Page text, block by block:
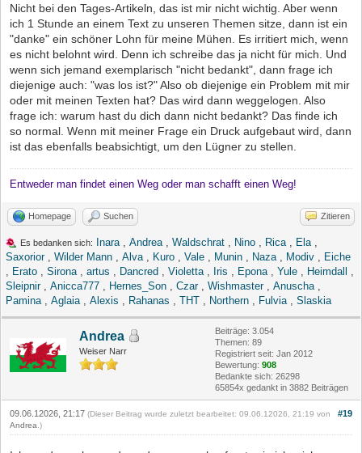
Nicht bei den Tages-Artikeln, das ist mir nicht wichtig. Aber wenn
ich 1 Stunde an einem Text zu unseren Themen sitze, dann ist ein
"danke" ein schöner Lohn für meine Mühen. Es irritiert mich, wenn
es nicht belohnt wird. Denn ich schreibe das ja nicht für mich. Und
wenn sich jemand exemplarisch "nicht bedankt", dann frage ich
diejenige auch: "was los ist?" Also ob diejenige ein Problem mit mir
oder mit meinen Texten hat? Das wird dann weggelogen. Also
frage ich: warum hast du dich dann nicht bedankt? Das finde ich
so normal. Wenn mit meiner Frage ein Druck aufgebaut wird, dann
ist das ebenfalls beabsichtigt, um den Lügner zu stellen.
Entweder man findet einen Weg oder man schafft einen Weg!
Homepage Suchen Zitieren
Es bedanken sich: Inara Andrea Waldschrat Nino Rica Ela
Saxorior, Wilder Mann Alva Kuro Vale Munin Naza Modiv
Eiche
Erato Sirona artus Dancred Violetta Iris Epona Yule Heimdall
Sleipnir, Anicca777 Hernes_Son Czar, Wishmaster, Anuscha
Pamina
Aglaia Alexis Rahanas THT Northern Fulvia Slaskia
Andrea
Weiser Narr
Beiträge: 3.054
Themen: 89
Registriert seit: Jan 2012
Bewertung: 908
Bedankte sich: 26298
65854x gedankt in 3882 Beiträgen
#19
09.06.12026, 21:17 (Dieser Beitrag wurde zuletzt bearbeitet: 09.06.12026, 21:19 von
Andrea .)